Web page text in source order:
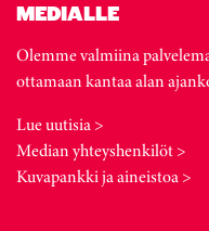
MEDIALLE
Olemme valmiina
ottamaan kantaa alan
Lue uutisia >
Median yhteyshenkilöt >
Kuvapankki ja aineistoa >